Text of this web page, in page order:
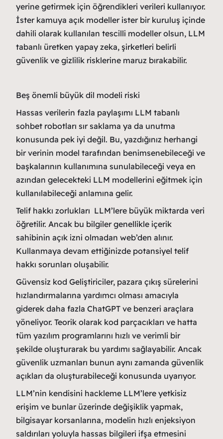
yerine getirmek için öğrendikleri verileri kullanıyor.
İster kamuya açık modeller ister bir kuruluş içinde
dahili olarak kullanılan tescilli modeller olsun, LLM
tabanlı üretken yapay zeka, şirketleri belirli
güvenlik ve gizlilik risklerine maruz bırakabilir.
Beş önemli büyük dil modeli riski
Hassas verilerin fazla paylaşımı LLM tabanlı
sohbet robotları sır saklama ya da unutma
konusunda pek iyi değil. Bu, yazdığınız herhangi
bir verinin model tarafından benimsenebileceği ve
başkalarının kullanımına sunulabileceği veya en
azından gelecekteki LLM modellerini eğitmek için
kullanılabileceği anlamına gelir.
Telif hakkı zorlukları LLM’lere büyük miktarda veri
öğretilir. Ancak bu bilgiler genellikle içerik
sahibinin açık izni olmadan web’den alınır.
Kullanmaya devam ettiğinizde potansiyel telif
hakkı sorunları oluşabilir.
Güvensiz kod Geliştiriciler, pazara çıkış sürelerini
hızlandırmalarına yardımcı olması amacıyla
giderek daha fazla ChatGPT ve benzeri araçlara
yöneliyor. Teorik olarak kod parçacıkları ve hatta
tüm yazılım programlarını hızlı ve verimli bir
şekilde oluşturarak bu yardımı sağlayabilir. Ancak
güvenlik uzmanları bunun aynı zamanda güvenlik
açıkları da oluşturabileceği konusunda uyarıyor.
LLM’nin kendisini hackleme LLM’lere yetkisiz
erişim ve bunlar üzerinde değişiklik yapmak,
bilgisayar korsanlarına, modelin hızlı enjeksiyon
saldırıları yoluyla hassas bilgileri ifşa etmesini